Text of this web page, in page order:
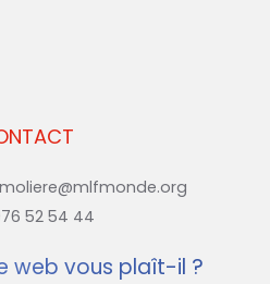
52 54 44
web vous plaît-il ?